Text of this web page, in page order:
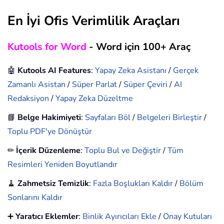
En İyi Ofis Verimlilik Araçları
Kutools for Word - Word için 100+ Araç
🤖 Kutools AI Features: Yapay Zeka Asistanı/ Gerçek
Zamanlı Asistan/ Süper Parlat/ Süper Çeviri/AI
Redaksiyon/Yapay Zeka Düzeltme
📘 Belge Hakimiyeti: Sayfaları Böl/ Belgeleri Birleştir/
Toplu PDF'ye Dönüştür
✏ İçerik Düzenleme: Toplu Bul ve Değiştir/Tüm
Resimleri Yeniden Boyutlandır
🧹 Zahmetsiz Temizlik: Fazla Boşlukları Kaldır/ Bölüm
Sonlarını Kaldır
➕Yaratıcı Eklemler: Binlik Ayırıcıları Ekle/ Onay Kutuları